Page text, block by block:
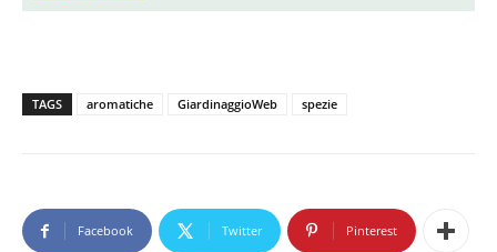
TAGS aromatiche GiardinaggioWeb spezie
Facebook Twitter Pinterest